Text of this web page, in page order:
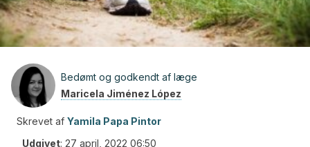
Bedømt og godkendt af læge
Maricela Jiménez López
Skrevet af Yamila Papa Pintor
Udgivet: 27 april, 2022 06:50